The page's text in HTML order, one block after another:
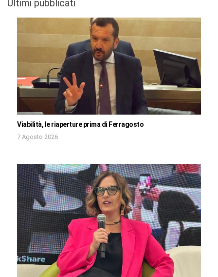
Ultimi pubblicati
Viabilità, le riaperture prima di Ferragosto
7 Agosto 2026